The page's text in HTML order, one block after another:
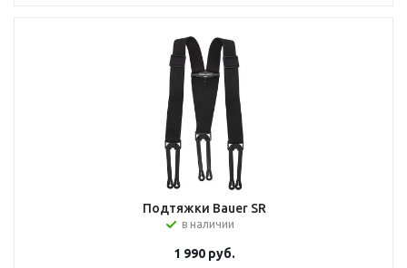
Подтяжки Bauer SR
в наличии
1 990руб.